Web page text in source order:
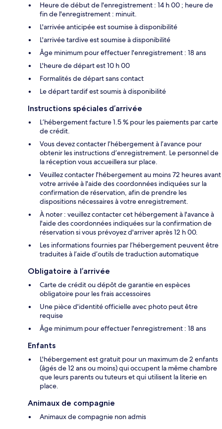
Heure de début de l'enregistrement : 14 h 00 ; heure de
fin de l'enregistrement : minuit.
L'arrivée anticipée est soumise à disponibilité
L'arrivée tardive est soumise à disponibilité
Âge minimum pour effectuer l'enregistrement : 18 ans
L'heure de départ est 10 h 00
Formalités de départ sans contact
Le départ tardif est soumis à disponibilité
Instructions spéciales d’arrivée
L’hébergement facture 1.5 % pour les paiements par carte
de crédit.
Vous devez contacter l’hébergement à l’avance pour
obtenir les instructions d’enregistrement. Le personnel de
la réception vous accueillera sur place.
Veuillez contacter l'hébergement au moins 72 heures avant
votre arrivée à l'aide des coordonnées indiquées sur la
confirmation de réservation, afin de prendre les
dispositions nécessaires à votre enregistrement.
À noter : veuillez contacter cet hébergement à l'avance à
l'aide des coordonnées indiquées sur la confirmation de
réservation si vous prévoyez d'arriver après 12 h 00.
Les informations fournies par l’hébergement peuvent être
traduites à l’aide d’outils de traduction automatique
Obligatoire à l’arrivée
Carte de crédit ou dépôt de garantie en espèces
obligatoire pour les frais accessoires
Une pièce d'identité officielle avec photo peut être
requise
Âge minimum pour effectuer l'enregistrement : 18 ans
Enfants
L'hébergement est gratuit pour un maximum de 2 enfants
(âgés de 12 ans ou moins) qui occupent la même chambre
que leurs parents ou tuteurs et qui utilisent la literie en
place.
Animaux de compagnie
Animaux de compagnie non admis